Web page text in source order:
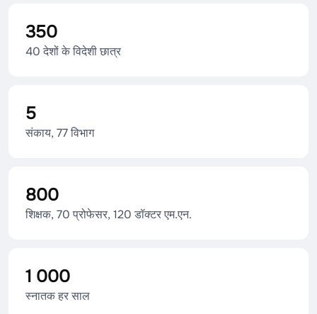
350
40 देशों के विदेशी छात्र
5
संकाय, 77 विभाग
800
शिक्षक, 70 प्रोफेसर, 120 डॉक्टर एम.एन.
1 000
स्नातक हर साल